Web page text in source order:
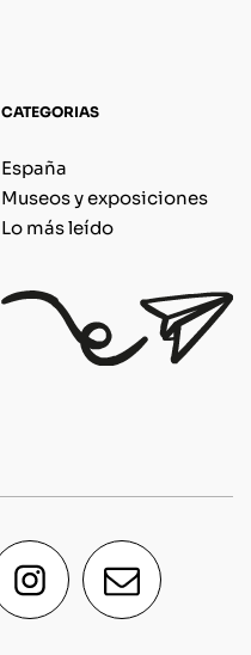
CATEGORIAS
España
Museos y exposiciones
Lo más leído